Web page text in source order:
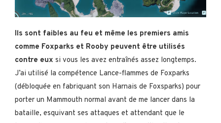
Ils sont faibles au feu et même les premiers amis
comme Foxparks et Rooby peuvent être utilisés
contre eux si vous les avez entraînés assez longtemps.
J’ai utilisé la compétence Lance-flammes de Foxparks
(débloquée en fabriquant son Harnais de Foxsparks) pour
porter un Mammouth normal avant de me lancer dans la
bataille, esquivant ses attaques et attendant que le